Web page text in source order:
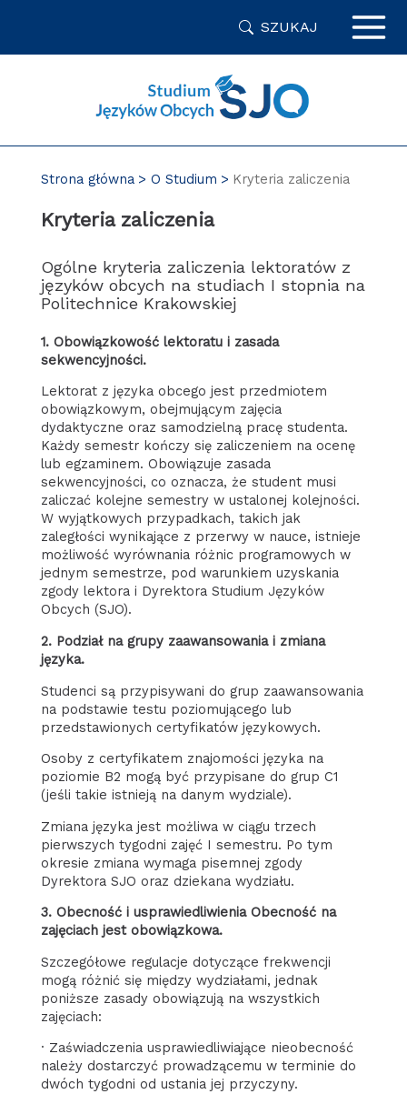
SZUKAJ
Strona główna O Studium Kryteria zaliczenia
Kryteria zaliczenia
Ogólne kryteria zaliczenia lektoratów z
języków obcych na studiach I stopnia na
Politechnice Krakowskiej
1. Obowiązkowość lektoratu i zasada
sekwencyjności.
Lektorat z języka obcego jest przedmiotem
obowiązkowym, obejmującym zajęcia
dydaktyczne oraz samodzielną pracę studenta.
Każdy semestr kończy się zaliczeniem na ocenę
lub egzaminem. Obowiązuje zasada
sekwencyjności, co oznacza, że student musi
zaliczać kolejne semestry w ustalonej kolejności.
W wyjątkowych przypadkach, takich jak
zaległości wynikające z przerwy w nauce, istnieje
możliwość wyrównania różnic programowych w
jednym semestrze, pod warunkiem uzyskania
zgody lektora i Dyrektora Studium Języków
Obcych (SJO).
2. Podział na grupy zaawansowania i zmiana
języka.
Studenci są przypisywani do grup zaawansowania
na podstawie testu poziomującego lub
przedstawionych certyfikatów językowych.
Osoby z certyfikatem znajomości języka na
poziomie B2 mogą być przypisane do grup C1
(jeśli takie istnieją na danym wydziale).
Zmiana języka jest możliwa w ciągu trzech
pierwszych tygodni zajęć I semestru. Po tym
okresie zmiana wymaga pisemnej zgody
Dyrektora SJO oraz dziekana wydziału.
3. Obecność i usprawiedliwienia Obecność na
zajęciach jest obowiązkowa.
Szczegółowe regulacje dotyczące frekwencji
mogą różnić się między wydziałami, jednak
poniższe zasady obowiązują na wszystkich
zajęciach:
· Zaświadczenia usprawiedliwiające nieobecność
należy dostarczyć prowadzącemu w terminie do
dwóch tygodni od ustania jej przyczyny.